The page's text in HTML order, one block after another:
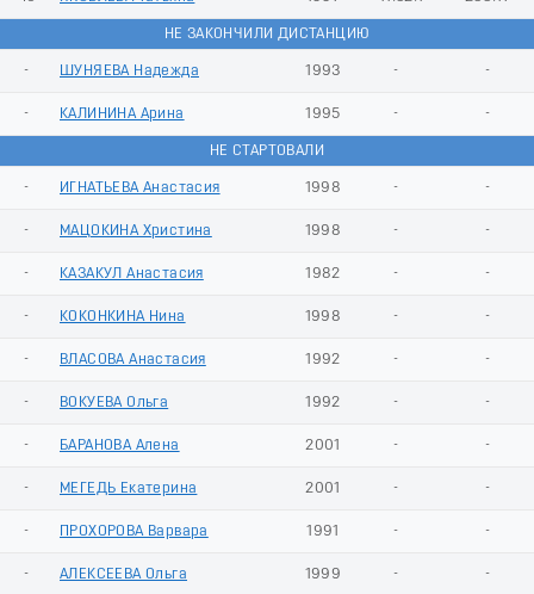
НЕ ЗАКОНЧИЛИ ДИСТАНЦИЮ
- ШУНЯЕВА Надежда 1993 - -
- КАЛИНИНА Арина 1995 - -
НЕ СТАРТОВАЛИ
- ИГНАТЬЕВА Анастасия 1998 - -
- МАЦОКИНА Христина 1998 - -
- КАЗАКУЛ Анастасия 1982 - -
- КОКОНКИНА Нина 1998 - -
- ВЛАСОВА Анастасия 1992 - -
- ВОКУЕВА Ольга 1992 - -
- БАРАНОВА Алена 2001 - -
- МЕГЕДЬ Екатерина 2001 - -
- ПРОХОРОВА Варвара 1991 - -
- АЛЕКСЕЕВА Ольга 1999 - -